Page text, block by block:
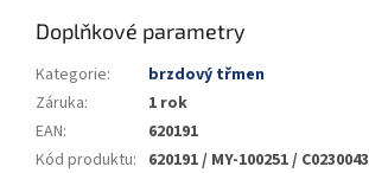
Doplňkové parametry
Kategorie:
brzdový třmen
Záruka:
1 rok
EAN:
620191
Kód produktu: 620191 / MY-100251 / C0230043